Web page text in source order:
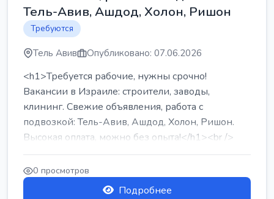
Тель-Авив, Ашдод, Холон, Ришон
Требуются
Тель Авив Опубликовано: 07.06.2026
<h1>Требуется рабочие, нужны срочно!
Вакансии в Израиле: строители, заводы,
клининг. Свежие объявления, работа с
подвозкой: Тель-Авив, Ашдод, Холон, Ришон.
Высокая оплата, можно без опыта!</h1><br />
...
0 просмотров
Подробнее